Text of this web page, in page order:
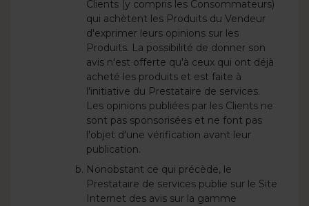
Clients (y compris les Consommateurs)
qui achètent les Produits du Vendeur
d'exprimer leurs opinions sur les
Produits. La possibilité de donner son
avis n'est offerte qu'à ceux qui ont déjà
acheté les produits et est faite à
l'initiative du Prestataire de services.
Les opinions publiées par les Clients ne
sont pas sponsorisées et ne font pas
l'objet d'une vérification avant leur
publication.
Nonobstant ce qui précède, le
Prestataire de services publie sur le Site
Internet des avis sur la gamme